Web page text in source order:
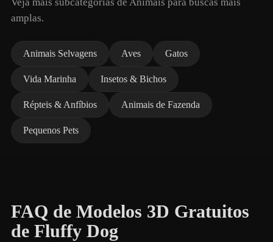
amplas.
Animais Selvagens Aves Gatos
Vida Marinha Insetos & Bichos
Répteis & Anfíbios Animais de Fazenda
Pequenos Pets
FAQ de Modelos 3D Gratuitos
de Fluffy Dog